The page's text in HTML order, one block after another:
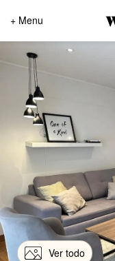
+ Menu
Ver todo